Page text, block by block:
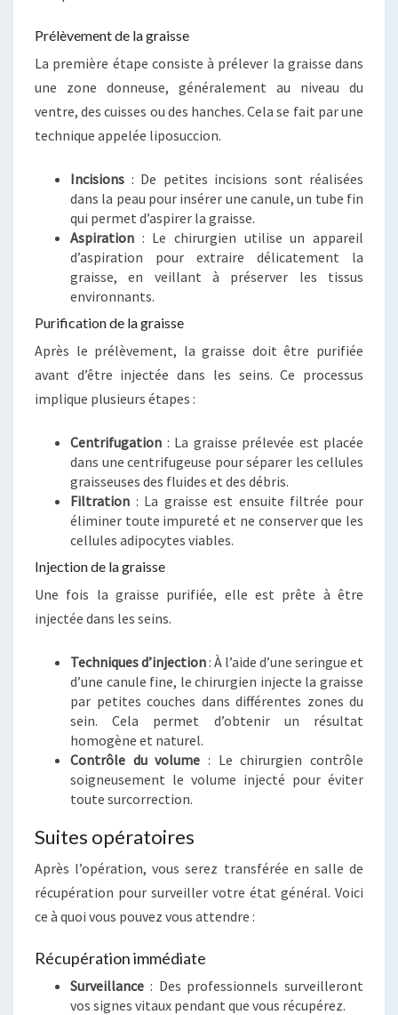
Prélèvement de la graisse
La première étape consiste à prélever la graisse dans
une zone donneuse, généralement au niveau du
ventre, des cuisses ou des hanches. Cela se fait par une
technique appelée liposuccion.
Incisions : De petites incisions sont réalisées
dans la peau pour insérer une canule, un tube fin
qui permet d’aspirer la graisse.
Aspiration : Le chirurgien utilise un appareil
d’aspiration pour extraire délicatement la
graisse, en veillant à préserver les tissus
environnants.
Purification de la graisse
Après le prélèvement, la graisse doit être purifiée
avant d’être injectée dans les seins. Ce processus
implique plusieurs étapes :
Centrifugation : La graisse prélevée est placée
dans une centrifugeuse pour séparer les cellules
graisseuses des fluides et des débris.
Filtration : La graisse est ensuite filtrée pour
éliminer toute impureté et ne conserver que les
cellules adipocytes viables.
Injection de la graisse
Une fois la graisse purifiée, elle est prête à être
injectée dans les seins.
Techniques d’injection: À l’aide d’une seringue et
d’une canule fine, le chirurgien injecte la graisse
par petites couches dans différentes zones du
sein. Cela permet d’obtenir un résultat
homogène et naturel.
Contrôle du volume : Le chirurgien contrôle
soigneusement le volume injecté pour éviter
toute surcorrection.
Suites opératoires
Après l’opération, vous serez transférée en salle de
récupération pour surveiller votre état général. Voici
ce à quoi vous pouvez vous attendre :
Récupération immédiate
Surveillance : Des professionnels surveilleront
vos signes vitaux pendant que vous récupérez.